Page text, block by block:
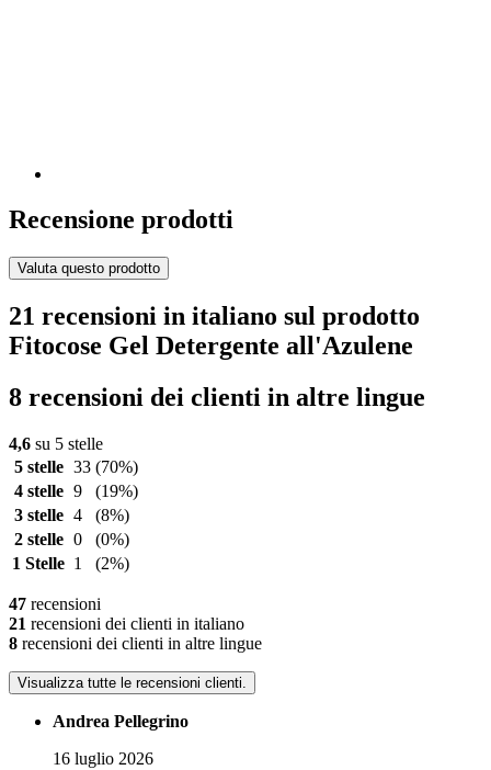
Recensione prodotti
Valuta questo prodotto
21 recensioni in italiano sul prodotto
Fitocose Gel Detergente all'Azulene
8 recensioni dei clienti in altre lingue
4,6 su 5 stelle
5 stelle 33 (70%)
4 stelle 9
(19%)
3 stelle 4
(8%)
2 stelle 0
(0%)
1 Stelle 1 (2%)
47 recensioni
21 recensioni dei clienti in italiano
8 recensioni dei clienti in altre lingue
Visualizza tutte le recensioni clienti.
Andrea Pellegrino
16 luglio 2026